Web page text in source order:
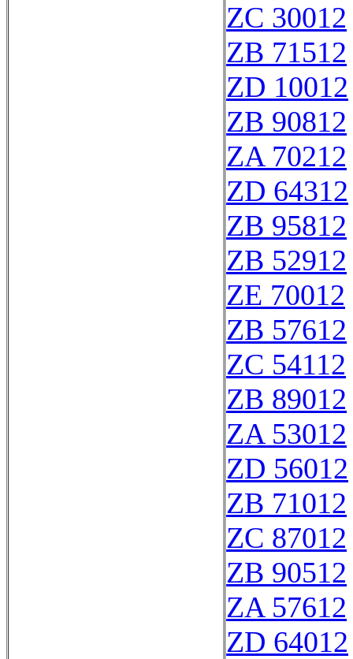
ZC 30012
ZB 71512
ZD 10012
ZB 90812
ZA 70212
ZD 64312
ZB 95812
ZB 52912
ZE 70012
ZB 57612
ZC 54112
ZB 89012
ZA 53012
ZD 56012
ZB 71012
ZC 87012
ZB 90512
ZA 57612
ZD 64012